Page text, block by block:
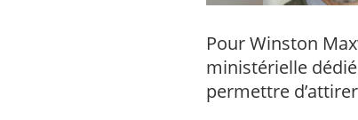
Pour Winston
ministérielle
permettre